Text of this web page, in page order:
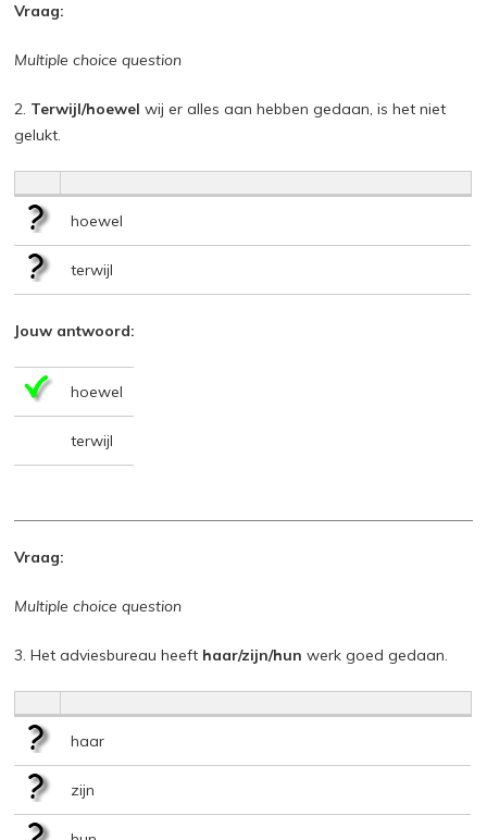
Vraag:
Multiple choice question
2. Terwijl/hoewel wij er alles aan hebben gedaan, is het niet
gelukt.
hoewel
terwijl
Jouw antwoord:
hoewel
terwijl
Vraag:
Multiple choice question
3. Het adviesbureau heeft haar/zijn/hun werk goed gedaan.
haar
zijn